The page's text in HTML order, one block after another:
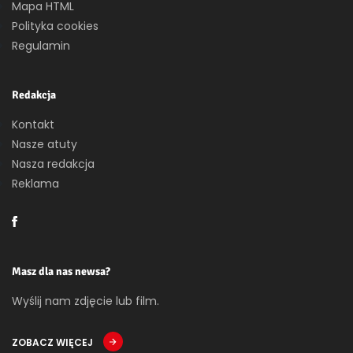
Mapa HTML
Polityka cookies
Regulamin
Redakcja
Kontakt
Nasze atuty
Nasza redakcja
Reklama
Masz dla nas newsa?
Wyślij nam zdjęcie lub film.
ZOBACZ WIĘCEJ